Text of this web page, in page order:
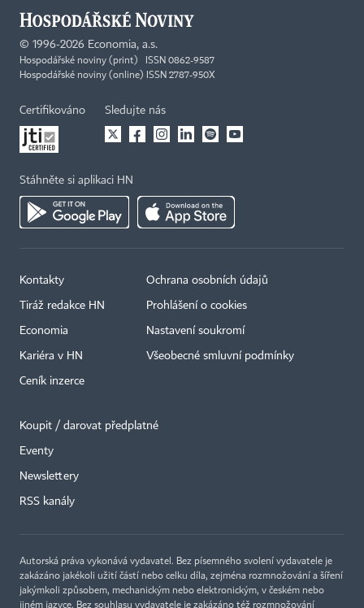
© 1996-2026 Economia, a.s.
Hospodářské noviny (print) ISSN 0862-9587
Hospodářské noviny (online) ISSN 2787-950X
Certifikováno Sledujte nás
Stáhněte si aplikaci HN
Kontakty
Tiráž redakce HN
Economia
Kariéra v HN
Ceník inzerce
Ochrana osobních údajů
Prohlášení o cookies
Nastavení soukromí
Všeobecné smluvní podmínky
Koupit / darovat předplatné
Eventy
Newslettery
RSS kanály
Autorská práva vykonává vydavatel. Bez písemného svolení vydavatele je
zakázáno jakékoli užití částí nebo celku díla, zejména rozmnožování a šíření
jakýmkoli způsobem, mechanickým nebo elektronickým, v českém nebo
jiném jazyce. Bez souhlasu vydavatele je zakázáno též rozmnožování